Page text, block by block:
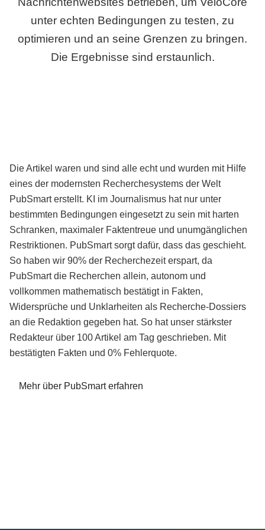
unter echten Bedingungen zu testen, zu
optimieren und an seine Grenzen zu bringen.
Die Ergebnisse sind erstaunlich.
Die Artikel waren und sind alle echt und wurden mit Hilfe
eines der modernsten Recherchesystems der Welt
PubSmart erstellt. KI im Journalismus hat nur unter
bestimmten Bedingungen eingesetzt zu sein mit harten
Schranken, maximaler Faktentreue und unumgänglichen
Restriktionen. PubSmart sorgt dafür, dass das geschieht.
So haben wir 90% der Recherchezeit erspart, da
PubSmart die Recherchen allein, autonom und
vollkommen mathematisch bestätigt in Fakten,
Widersprüche und Unklarheiten als Recherche-Dossiers
an die Redaktion gegeben hat. So hat unser stärkster
Redakteur über 100 Artikel am Tag geschrieben. Mit
bestätigten Fakten und 0% Fehlerquote.
Mehr über PubSmart erfahren